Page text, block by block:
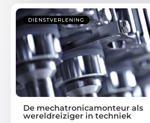
DIENSTVERLENING
De mechatronicamonteur als
wereldreiziger in techniek